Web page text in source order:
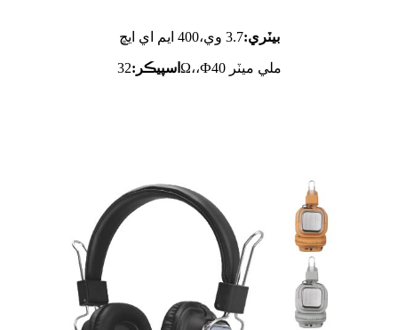
بيٽري:3.7 وي، 400 ايم اي ايڇ
اسپيڪر: 32Ω،،Ф40 ملي ميٽر